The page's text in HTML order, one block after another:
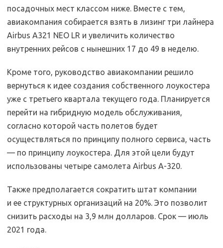
посадочных мест классом ниже. Вместе с тем,
авиакомпания собирается взять в лизинг три лайнера
Airbus А321 NEO LR и увеличить количество
внутренних рейсов с нынешних 17 до 49 в неделю.
Кроме того, руководство авиакомпании решило
вернуться к идее создания собственного лоукостера
уже с третьего квартала текущего года. Планируется
перейти на гибридную модель обслуживания,
согласно которой часть полетов будет
осуществляться по принципу полного сервиса, часть
— по принципу лоукостера. Для этой цели будут
использованы четыре самолета Airbus А-320.
Также предполагается сократить штат компании
и ее структурных организаций на 20%. Это позволит
снизить расходы на 3,9 млн долларов. Срок — июль
2021 года.